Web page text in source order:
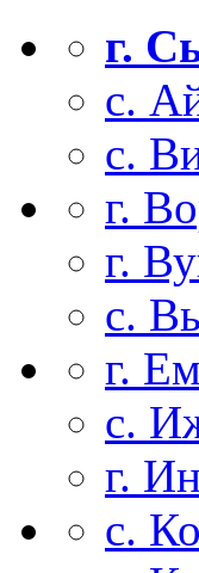
г.
с.
с.
г.
г.
с.
г.
с.
г.
с.